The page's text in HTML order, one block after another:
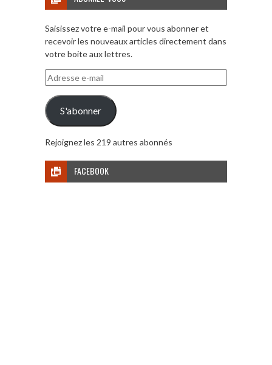
Saisissez votre e-mail pour vous abonner et
recevoir les nouveaux articles directement dans
votre boite aux lettres.
Adresse
e-
mail
S'abonner
Rejoignez les 219 autres abonnés
FACEBOOK